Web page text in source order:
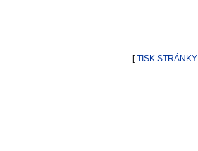
[TISK STRÁNKY